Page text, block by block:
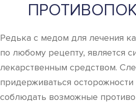
Редька с медом для лечения
по любому рецепту, является
лекарственным средством.
придерживаться
соблюдать возможные